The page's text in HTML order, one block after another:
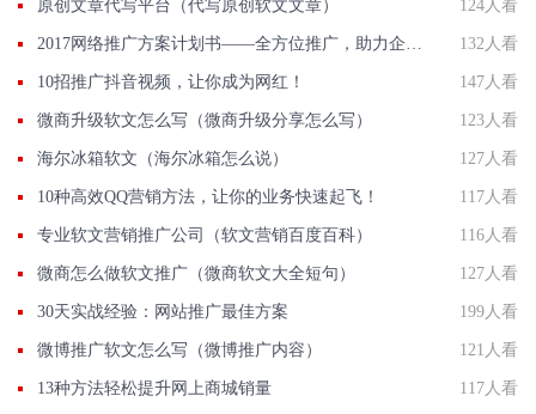
原创文章代写平台（代写原创软文文章） 124人看
132人看
10招推广抖音视频，让你成为网红！ 147人看
微商升级软文怎么写（微商升级分享怎么写） 123人看
海尔冰箱软文（海尔冰箱怎么说） 127人看
10种高效QQ营销方法，让你的业务快速起飞！ 117人看
专业软文营销推广公司（软文营销百度百科） 116人看
微商怎么做软文推广（微商软文大全短句） 127人看
30天实战经验：网站推广最佳方案 199人看
微博推广软文怎么写（微博推广内容） 121人看
13种方法轻松提升网上商城销量 117人看